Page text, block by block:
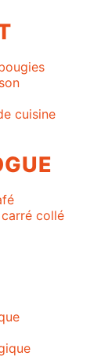
cuisine
collé